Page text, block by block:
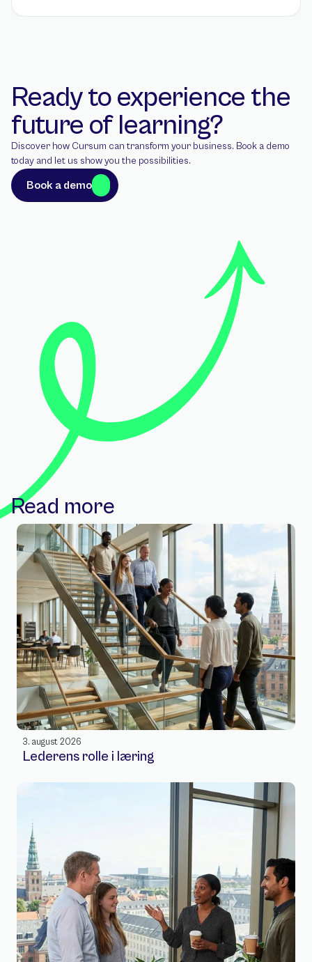
Ready to experience the
future of learning?
Discover how Cursum can transform your business. Book a demo
today and let us show you the possibilities.
Book a demo
Book a demo
Read more
3. august 2026
Lederens rolle i læring